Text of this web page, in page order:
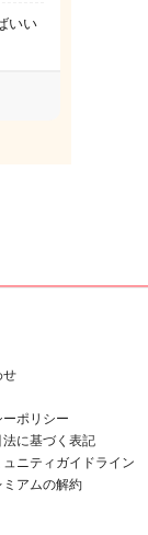
いい
せ
ポリシー
に基づく表記
ュニティガイドライン
ミアムの解約